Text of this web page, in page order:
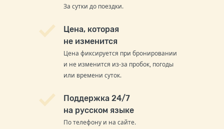
За сутки до поездки.
Цена, которая
не изменится
Цена фиксируется при бронировании
и не изменится из-за пробок, погоды
или времени суток.
Поддержка 24/7
на русском языке
По телефону и на сайте.